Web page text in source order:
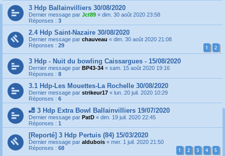
3 Hdp Ballainvilliers 30/08/2020
Dernier message par Jct89 « dim. 30 août 2020 23:58
Réponses : 3
2.4 Hdp Saint-Nazaire 30/08/2020
Dernier message par chauveau « dim. 30 août 2020 21:08
Réponses : 29 1 2
3 Hdp - Nuit du bowling Caissargues - 15/08/2020
Dernier message par BP43-34 « sam. 15 août 2020 19:16
Réponses : 8
3.1 Hdp-Les Mouettes-La Rochelle 30/08/2020
Dernier message par strikeur17 « lun. 20 juil. 2020 10:29
Réponses : 6
🎳 3 Hdp Extra Bowl Ballainvilliers 19/07/2020
Dernier message par PatD « dim. 19 juil. 2020 22:45
Réponses : 1
[Reporté] 3 Hdp Pertuis (84) 15/03/2020
Dernier message par aldubois « mer. 1 juil. 2020 21:50
Réponses : 68 1 2 3 4 5